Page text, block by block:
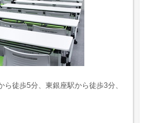
徒歩5分、東銀座駅から徒歩3分、